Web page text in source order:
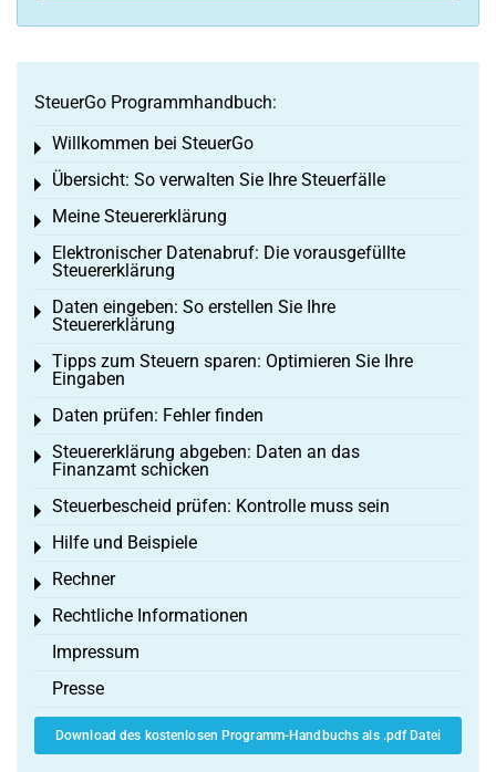
SteuerGo Programmhandbuch:
Willkommen bei SteuerGo
Toggle menu
Übersicht: So verwalten Sie Ihre Steuerfälle
Toggle menu
Meine Steuererklärung
Toggle menu
Elektronischer Datenabruf: Die vorausgefüllte
Steuererklärung
Toggle menu
Daten eingeben: So erstellen Sie Ihre
Steuererklärung
Toggle menu
Tipps zum Steuern sparen: Optimieren Sie Ihre
Eingaben
Toggle menu
Daten prüfen: Fehler finden
Toggle menu
Steuererklärung abgeben: Daten an das
Finanzamt schicken
Toggle menu
Steuerbescheid prüfen: Kontrolle muss sein
Toggle menu
Hilfe und Beispiele
Toggle menu
Rechner
Toggle menu
Rechtliche Informationen
Toggle menu
Impressum
Presse
Download des kostenlosen Programm-Handbuchs als .pdf Datei